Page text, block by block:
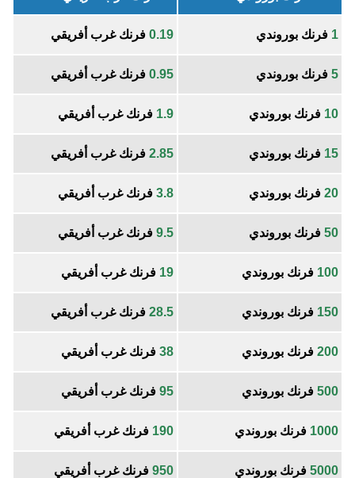
1 فرنك بوروندي 0.19 فرنك غرب أفريقي
5 فرنك بوروندي 0.95 فرنك غرب أفريقي
10 فرنك بوروندي 1.9 فرنك غرب أفريقي
15 فرنك بوروندي 2.85 فرنك غرب أفريقي
20 فرنك بوروندي 3.8 فرنك غرب أفريقي
50 فرنك بوروندي 9.5 فرنك غرب أفريقي
100 فرنك بوروندي 19 فرنك غرب أفريقي
150 فرنك بوروندي 28.5 فرنك غرب أفريقي
200 فرنك بوروندي 38 فرنك غرب أفريقي
500 فرنك بوروندي 95 فرنك غرب أفريقي
1000 فرنك بوروندي 190 فرنك غرب أفريقي
5000 فرنك بوروندي 950 فرنك غرب أفريقي